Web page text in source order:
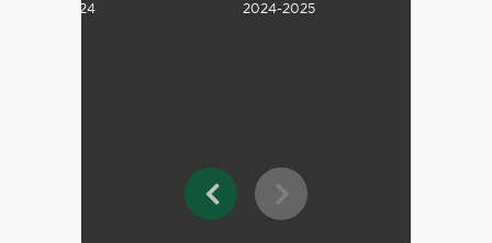
2023-2024 2024-2025